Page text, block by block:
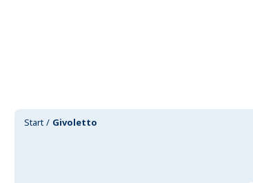
Start Givoletto